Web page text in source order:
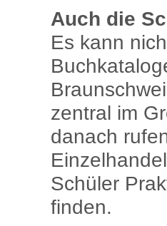
Auch die
Es kann
zentral im
danach
Schüler
finden.